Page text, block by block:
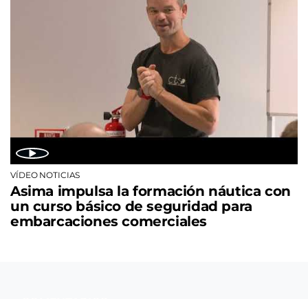
VÍDEO NOTICIAS
Asima impulsa la formación náutica con
un curso básico de seguridad para
embarcaciones comerciales